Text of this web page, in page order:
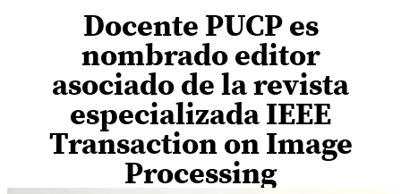
Docente PUCP es
nombrado editor
asociado de la revista
especializada IEEE
Transaction on Image
Processing